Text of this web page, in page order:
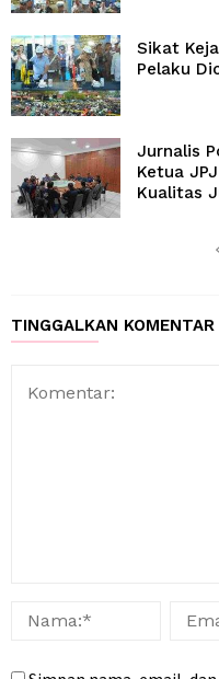
Sikat
Pelaku
Jurnalis
Ketua
Kualitas
TINGGALKAN KOMENTAR